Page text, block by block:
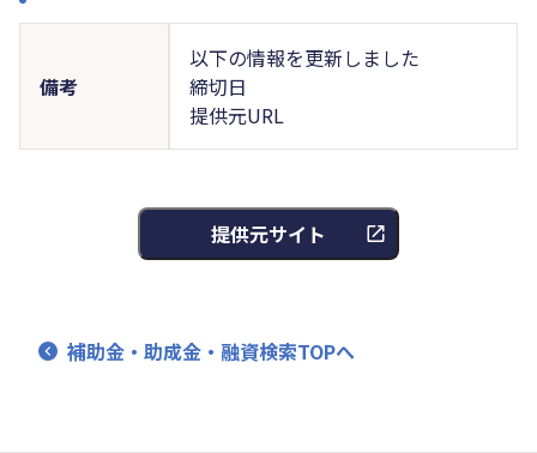
備考
以下の情報を更新しました
締切日
提供元URL
提供元サイト
補助金・助成金・融資検索TOPへ